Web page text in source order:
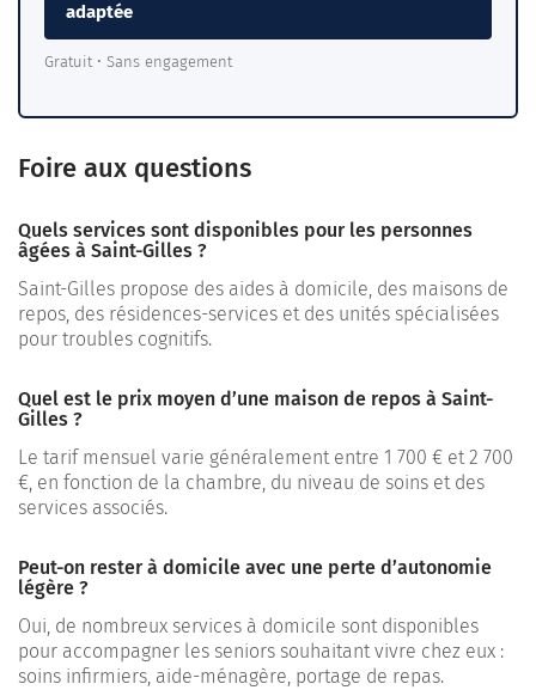
adaptée
Gratuit • Sans engagement
Foire aux questions
Quels services sont disponibles pour les personnes
âgées à Saint-Gilles ?
Saint-Gilles propose des aides à domicile, des maisons de
repos, des résidences-services et des unités spécialisées
pour troubles cognitifs.
Quel est le prix moyen d’une maison de repos à Saint-
Gilles ?
Le tarif mensuel varie généralement entre 1 700 € et 2 700
€, en fonction de la chambre, du niveau de soins et des
services associés.
Peut-on rester à domicile avec une perte d’autonomie
légère ?
Oui, de nombreux services à domicile sont disponibles
pour accompagner les seniors souhaitant vivre chez eux :
soins infirmiers, aide-ménagère, portage de repas.